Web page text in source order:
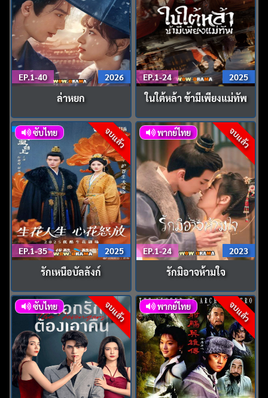
EP.1-40 2026
ล่าหยก
EP.1-24 2025
ในใต้หล้า ข้ามีเพียงแม่ทัพ
จบแล้ว
ซับไทย
EP.1-35 2025
รักเหนือบัลลังก์
จบแล้ว
พากย์ไทย
EP.1-24 2023
รักมิอาจห้ามใจ
จบแล้ว
ซับไทย จบแล้ว
พากย์ไทย